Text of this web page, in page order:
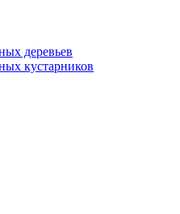
деревьев
кустарников